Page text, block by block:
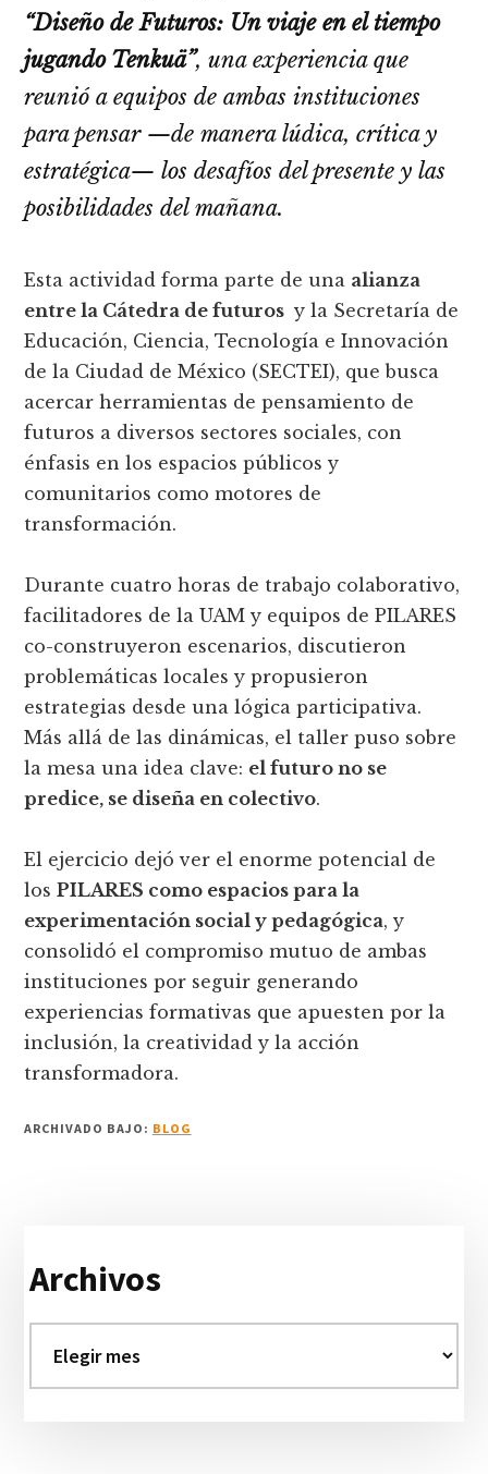
“Diseño de Futuros: Un viaje en el tiempo
jugando Tenkuä”, una experiencia que
reunió a equipos de ambas instituciones
para pensar —de manera lúdica, crítica y
estratégica— los desafíos del presente y las
posibilidades del mañana.
Esta actividad forma parte de una alianza
entre la Cátedra de futuros y la Secretaría de
Educación, Ciencia, Tecnología e Innovación
de la Ciudad de México (SECTEI), que busca
acercar herramientas de pensamiento de
futuros a diversos sectores sociales, con
énfasis en los espacios públicos y
comunitarios como motores de
transformación.
Durante cuatro horas de trabajo colaborativo,
facilitadores de la UAM y equipos de PILARES
co-construyeron escenarios, discutieron
problemáticas locales y propusieron
estrategias desde una lógica participativa.
Más allá de las dinámicas, el taller puso sobre
la mesa una idea clave: el futuro no se
predice, se diseña en colectivo.
El ejercicio dejó ver el enorme potencial de
losPILARES como espacios para la
experimentación social y pedagógica, y
consolidó el compromiso mutuo de ambas
instituciones por seguir generando
experiencias formativas que apuesten por la
inclusión, la creatividad y la acción
transformadora.
ARCHIVADO BAJO: BLOG
lateral
primaria
Archivos